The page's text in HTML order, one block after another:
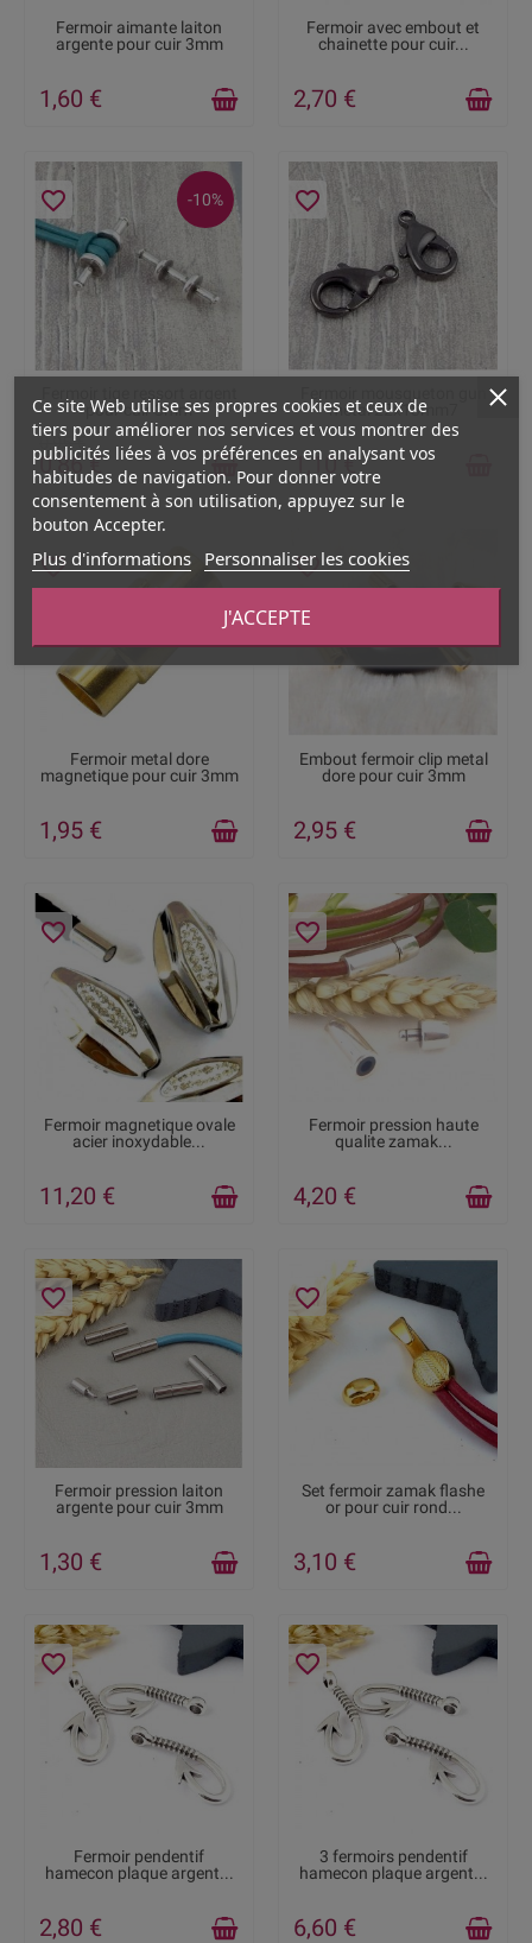
RUPTURE DE STOCK
Fermoir aimante laiton
argente pour cuir 3mm
1,60 €
RUPTURE DE STOCK
Fermoir avec embout et
chainette pour cuir...
2,70 €
-10%
favorite_border
pour cuir 3mm
0,95 €
0,86 €
favorite_border
metal 22x13mm7
1,10 €
RUPTURE DE STOCK
favorite_border
Fermoir metal dore
magnetique pour cuir 3mm
1,95 €
RUPTURE DE STOCK
favorite_border
Embout fermoir clip metal
dore pour cuir 3mm
2,95 €
RUPTURE DE STOCK
favorite_border
Fermoir magnetique ovale
acier inoxydable...
11,20 €
RUPTURE DE STOCK
favorite_border
Fermoir pression haute
qualite zamak...
4,20 €
DISPONIBLE
favorite_border
Fermoir pression laiton
argente pour cuir 3mm
1,30 €
DISPONIBLE
favorite_border
Set fermoir zamak flashe
or pour cuir rond...
3,10 €
DISPONIBLE
favorite_border
Fermoir pendentif
hamecon plaque argent...
2,80 €
DISPONIBLE
favorite_border
3 fermoirs pendentif
hamecon plaque argent...
6,60 €
Ce site Web utilise ses propres cookies et ceux de
tiers pour améliorer nos services et vous montrer des
publicités liées à vos préférences en analysant vos
habitudes de navigation. Pour donner votre
consentement à son utilisation, appuyez sur le
bouton Accepter.
Plus d'informations Personnaliser les cookies
J'ACCEPTE